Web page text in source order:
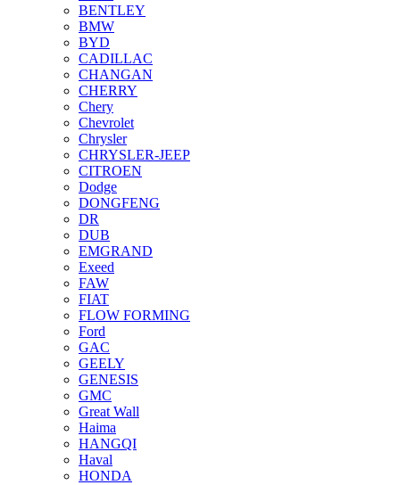
BENTLEY
BMW
BYD
CADILLAC
CHANGAN
CHERRY
Chery
Chevrolet
Chrysler
CHRYSLER-JEEP
CITROEN
Dodge
DONGFENG
DR
DUB
EMGRAND
Exeed
FAW
FIAT
FLOW FORMING
Ford
GAC
GEELY
GENESIS
GMC
Great Wall
Haima
HANGQI
Haval
HONDA